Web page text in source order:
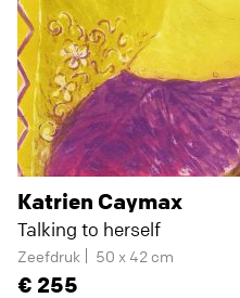
Katrien Caymax
Talking to herself
Zeefdruk 50 x 42 cm
255